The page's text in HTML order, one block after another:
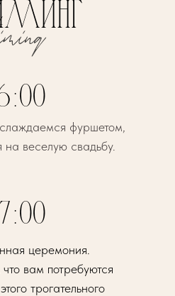
церемония.
вам потребуются
трогательного
фуршетом,
веселую свадьбу.